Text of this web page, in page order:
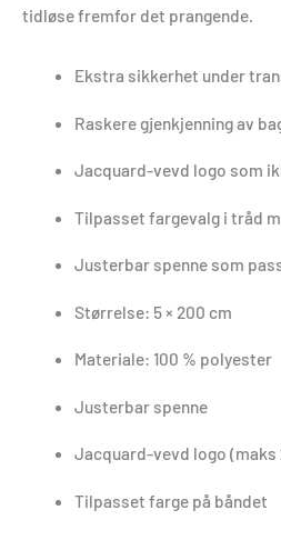
tidløse fremfor det prangende.
Ekstra sikkerhet under
Raskere gjenkjenning av
Jacquard-vevd logo som
Tilpasset fargevalg i tråd
Justerbar spenne som
Størrelse: 5 × 200 cm
Materiale: 100 % polyester
Justerbar spenne
Jacquard-vevd logo (maks
Tilpasset farge på båndet